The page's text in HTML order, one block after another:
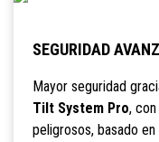
SEGURIDAD
Mayor seguridad
Tilt System Pro,
peligrosos, basado